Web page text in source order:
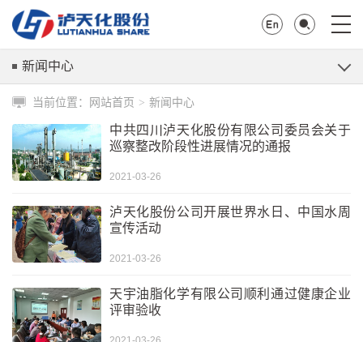
新闻中心
当前位置： 网站首页 > 新闻中心
中共四川泸天化股份有限公司委员会关于
巡察整改阶段性进展情况的通报
2021-03-26
泸天化股份公司开展世界水日、中国水周
宣传活动
2021-03-26
天宇油脂化学有限公司顺利通过健康企业
评审验收